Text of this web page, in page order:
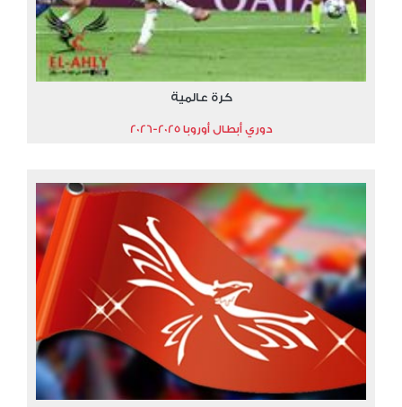
كرة عالمية
دوري أبطال أوروبا 2025-2026